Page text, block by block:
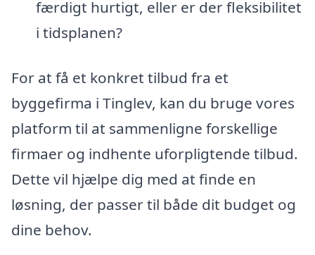
færdigt hurtigt, eller er der fleksibilitet
i tidsplanen?
For at få et konkret tilbud fra et
byggefirma i Tinglev, kan du bruge vores
platform til at sammenligne forskellige
firmaer og indhente uforpligtende tilbud.
Dette vil hjælpe dig med at finde en
løsning, der passer til både dit budget og
dine behov.